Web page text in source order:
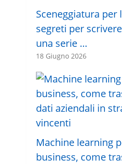
Sceneggiatura per
segreti per
una serie …
18 Giugno 2026
Machine learning
business, come